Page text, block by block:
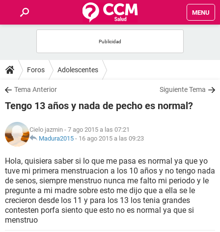
MENU
FOROS
SALUD
FAMILIA
NUTRICIÓN
BIENESTAR
SEXUALIDAD
GLOSARIO
Foros Adolescentes
Tema Anterior Siguiente Tema
Tengo 13 años y nada de pecho es normal?
Cielo jazmin - 7 ago 2015 a las 07:21
Madura2015 - 16 ago 2015 a las 09:23
Hola, quisiera saber si lo que me pasa es normal ya que yo
tuve mi primera menstruacion a los 10 años y no tengo nada
de senos, siempre menstruo nunca me falto mi periodo y le
pregunte a mi madre sobre esto me dijo que a ella se le
crecieron desde los 11 y para los 13 los tenia grandes
contesten porfa siento que esto no es normal ya que si
menstruo